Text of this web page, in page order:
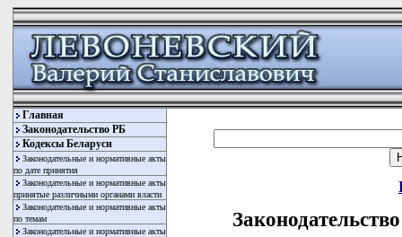
Главная
Законодательство РБ
Кодексы Беларуси
Законодательные и нормативные акты
по дате принятия
Законодательные и нормативные акты
принятые различными органами власти
Законодательные и нормативные акты
по темам
Законодательные и нормативные акты